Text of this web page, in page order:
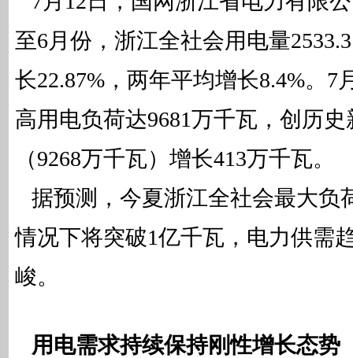
至6月份，浙江全社会用电量
长22.87%，两年平均增长8.4%。7
高用电负荷达9681万千瓦，创历
（9268万千瓦）增长413万千瓦。
据预测，今夏浙江全社会最大负
情况下将突破1亿千瓦，电力供需
峻。
用电需求持续保持刚性增长态势